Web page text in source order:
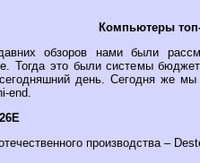
Компьютеры
обзоров нами были
Тогда это были системы
день. Сегодня же
end.
производства –